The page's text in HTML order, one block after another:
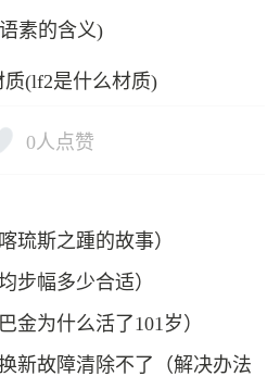
素的含义)
质(lf2是什么材质)
0人点赞
琉斯之踵的故事）
步幅多少合适）
金为什么活了101岁）
新故障清除不了（解决办法